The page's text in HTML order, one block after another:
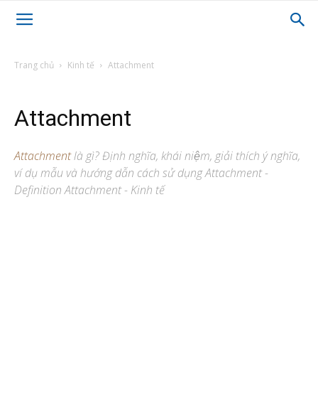
Trang chủ Kinh tế Attachment
Attachment
Attachmentlà gì? Định nghĩa, khái niệm, giải thích ý nghĩa,
ví dụ mẫu và hướng dẫn cách sử dụng Attachment -
Definition Attachment - Kinh tế